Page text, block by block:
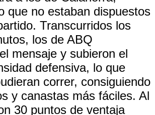
que no estaban dispuestos
Transcurridos los
los de ABQ
mensaje y subieron el
defensiva, lo que
correr, consiguiendo
y canastas más fáciles. Al
30 puntos de ventaja